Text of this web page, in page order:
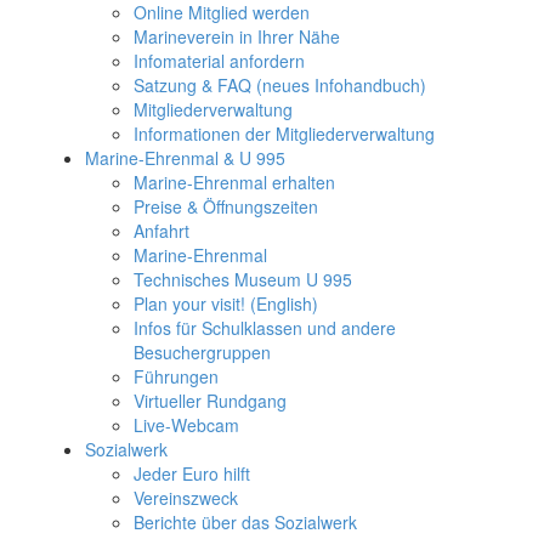
Online Mitglied werden
Marineverein in Ihrer Nähe
Infomaterial anfordern
Satzung & FAQ (neues Infohandbuch)
Mitgliederverwaltung
Informationen der Mitgliederverwaltung
Marine-Ehrenmal & U 995
Marine-Ehrenmal erhalten
Preise & Öffnungszeiten
Anfahrt
Marine-Ehrenmal
Technisches Museum U 995
Plan your visit! (English)
Infos für Schulklassen und andere
Besuchergruppen
Führungen
Virtueller Rundgang
Live-Webcam
Sozialwerk
Jeder Euro hilft
Vereinszweck
Berichte über das Sozialwerk